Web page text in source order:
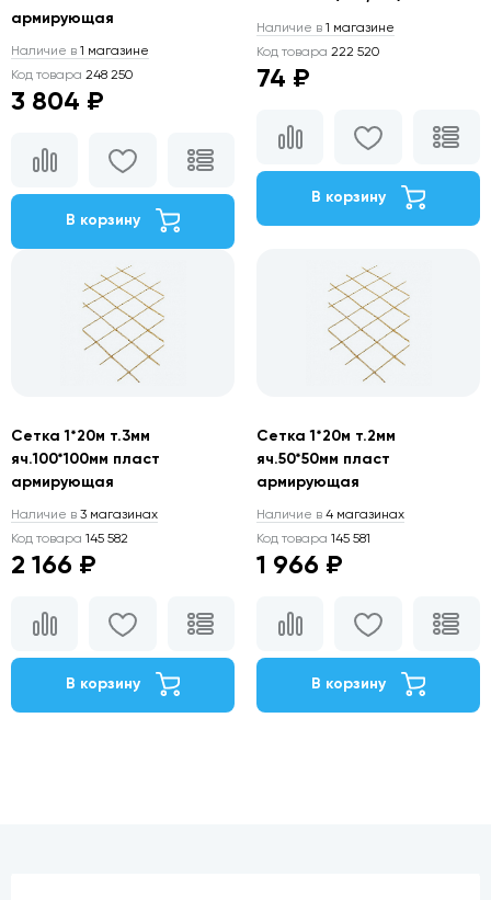
армирующая
Наличие в 1 магазине
Код товара 248 250
3 804 ₽
В корзину
Наличие в 1 магазине
Код товара 222 520
74 ₽
В корзину
Сетка 1*20м т.3мм
яч.100*100мм пласт
армирующая
Наличие в 3 магазинах
Код товара 145 582
2 166 ₽
В корзину
Сетка 1*20м т.2мм
яч.50*50мм пласт
армирующая
Наличие в 4 магазинах
Код товара 145 581
1 966 ₽
В корзину